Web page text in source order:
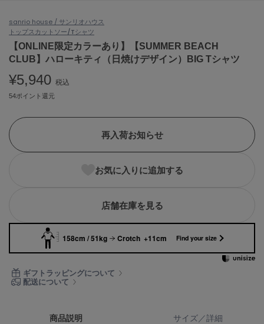
(124)
アンヌーク
ASICS
アシックス
Ballelite
BANDOLIER
バンドリヤー
Calvin Klein
sanrio house / サンリオハウス
トップスカットソー/Tシャツ
【ONLINE限定カラーあり】【SUMMER BEACH
CLUB】ハローキティ（日焼けデザイン）BIG Tシャツ
¥5,940 税込
54ポイント還元
再入荷お知らせ
お気に入りに追加する
店舗在庫を見る
158cm / 51kg Crotch +11cm Find your size
ギフトラッピングについて
配送について
商品説明 サイズ／詳細